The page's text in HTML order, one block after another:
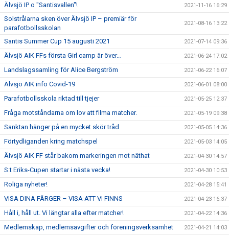
Älvsjö IP o "Santisvallen"! 2021-11-16 16:29
Solstrålarna sken över Älvsjö IP – premiär för
parafotbollsskolan
2021-08-16 13:22
Santis Summer Cup 15 augusti 2021 2021-07-14 09:36
Älvsjö AIK FFs första Girl camp är över… 2021-06-24 17:02
Landslagssamling för Alice Bergström 2021-06-22 16:07
Älvsjö AIK info Covid-19 2021-06-01 08:00
Parafotbollsskola riktad till tjejer 2021-05-25 12:37
Fråga motståndarna om lov att filma matcher. 2021-05-19 09:38
Sanktan hänger på en mycket skör tråd 2021-05-05 14:36
Förtydliganden kring matchspel 2021-05-03 14:05
Älvsjö AIK FF står bakom markeringen mot näthat 2021-04-30 14:57
S:t Eriks-Cupen startar i nästa vecka! 2021-04-30 10:53
Roliga nyheter! 2021-04-28 15:41
VISA DINA FÄRGER – VISA ATT VI FINNS 2021-04-23 16:37
Håll i, håll ut. Vi längtar alla efter matcher! 2021-04-22 14:36
Medlemskap, medlemsavgifter och föreningsverksamhet 2021-04-21 14:03